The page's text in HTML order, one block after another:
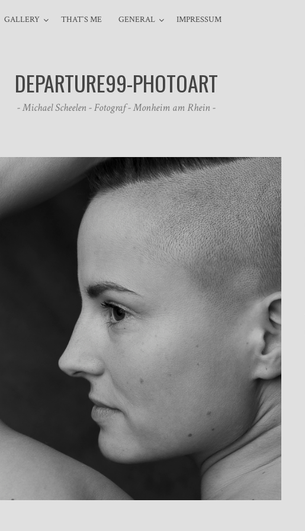
GALLERY THAT`S ME GENERAL IMPRESSUM
DEPARTURE99-PHOTOART
- Michael Scheelen - Fotograf - Monheim am Rhein -